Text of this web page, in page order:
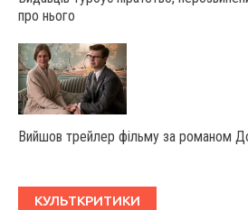
про нього
Вийшов трейлер фільму за романом
КУЛЬТКРИТИКИ